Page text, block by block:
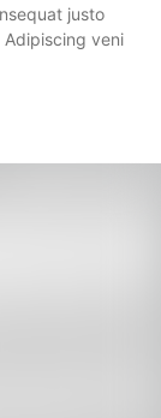
justo
Adipiscing veni